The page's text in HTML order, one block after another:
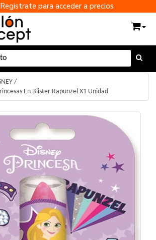
Registrate para acceder a precios
/
En Blister Rapunzel X1 Unidad